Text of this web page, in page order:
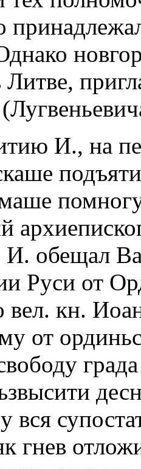
И., на
обещал
Руси от
вел. кн.
от
вся
гнев